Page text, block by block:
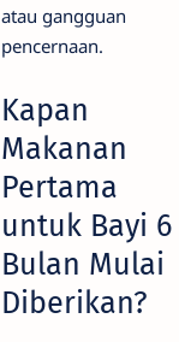
atau gangguan
pencernaan.
Kapan
Makanan
Pertama
untuk Bayi 6
Bulan Mulai
Diberikan?